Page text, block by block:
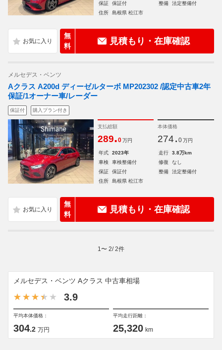
保証
保証付 整備
法定整備付
住所
島根県 松江市
無
料
見積もり・在庫確認
メルセデス・ベンツ
Aクラス A200d ディーゼルターボ MP202302 /認定中古車2年
保証/1オーナー車/レーダー
保証付 購入プラン付き
支払総額
289.0 万円
本体価格
274. 0 万円
年式 2023年 走行
3.8万km
車検
車検整備付 修復
なし
保証
保証付 整備
法定整備付
住所
島根県 松江市
無
料
見積もり・在庫確認
1 〜 2/2件
メルセデス・ベンツ Aクラス 中古車相場
3.9
平均本体価格：
304.2 万円
平均走行距離：
25,320 km